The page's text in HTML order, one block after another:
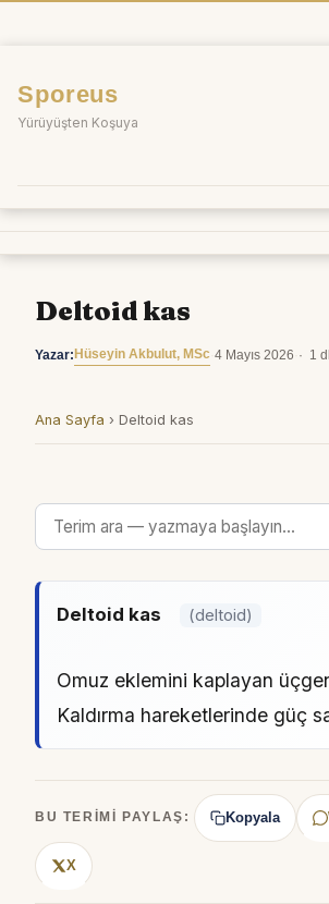
Sporeus
Yürüyüşten Koşuya
Deltoid kas
Yazar: Hüseyin Akbulut, MSc 4 Mayıs 2026 1
Ana Sayfa › Deltoid kas
Deltoid kas (deltoid)
Omuz eklemini kaplayan
Kaldırma hareketlerinde güç
BU TERIMI PAYLAŞ: Kopyala
X